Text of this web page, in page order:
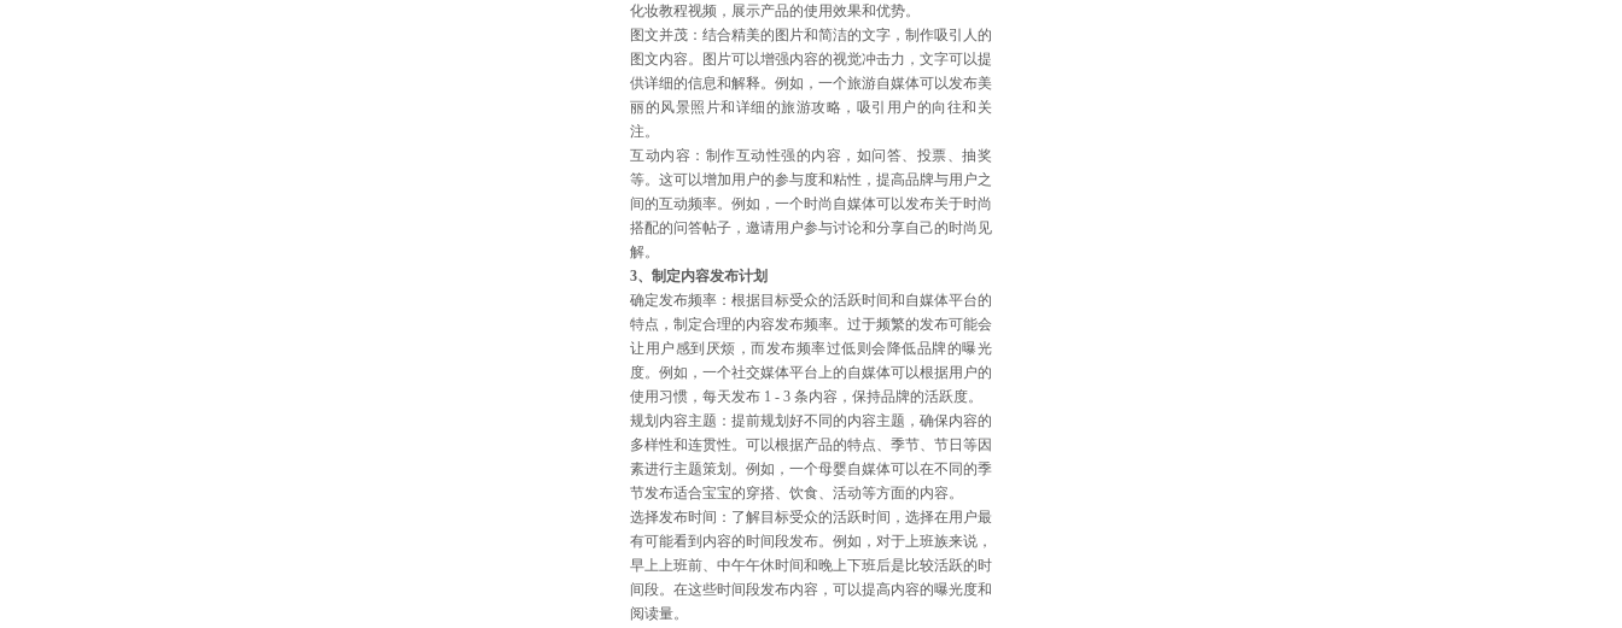
化妆教程视频，展示产品的使用效果和优势。
图文并茂：结合精美的图片和简洁的文字，制作吸引人的
图文内容。图片可以增强内容的视觉冲击力，文字可以提
供详细的信息和解释。例如，一个旅游自媒体可以发布美
丽的风景照片和详细的旅游攻略，吸引用户的向往和关
注。
互动内容：制作互动性强的内容，如问答、投票、抽奖
等。这可以增加用户的参与度和粘性，提高品牌与用户之
间的互动频率。例如，一个时尚自媒体可以发布关于时尚
搭配的问答帖子，邀请用户参与讨论和分享自己的时尚见
解。
3、制定内容发布计划
确定发布频率：根据目标受众的活跃时间和自媒体平台的
特点，制定合理的内容发布频率。过于频繁的发布可能会
让用户感到厌烦，而发布频率过低则会降低品牌的曝光
度。例如，一个社交媒体平台上的自媒体可以根据用户的
使用习惯，每天发布 1 - 3 条内容，保持品牌的活跃度。
规划内容主题：提前规划好不同的内容主题，确保内容的
多样性和连贯性。可以根据产品的特点、季节、节日等因
素进行主题策划。例如，一个母婴自媒体可以在不同的季
节发布适合宝宝的穿搭、饮食、活动等方面的内容。
选择发布时间：了解目标受众的活跃时间，选择在用户最
有可能看到内容的时间段发布。例如，对于上班族来说，
早上上班前、中午午休时间和晚上下班后是比较活跃的时
间段。在这些时间段发布内容，可以提高内容的曝光度和
阅读量。